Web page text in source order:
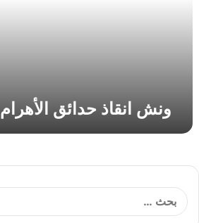
ا
ه
ونش انقاذ حدائق الأهرام